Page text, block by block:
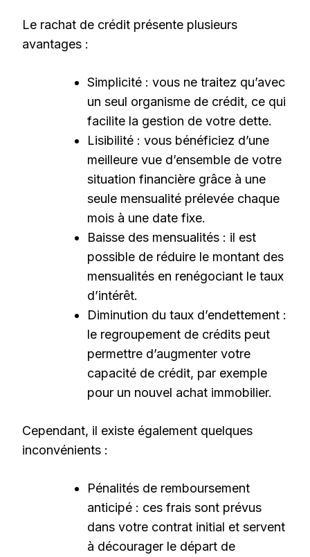
Le rachat de crédit présente plusieurs
avantages :
Simplicité : vous ne traitez qu’avec
un seul organisme de crédit, ce qui
facilite la gestion de votre dette.
Lisibilité : vous bénéficiez d’une
meilleure vue d’ensemble de votre
situation financière grâce à une
seule mensualité prélevée chaque
mois à une date fixe.
Baisse des mensualités : il est
possible de réduire le montant des
mensualités en renégociant le taux
d’intérêt.
Diminution du taux d’endettement :
le regroupement de crédits peut
permettre d’augmenter votre
capacité de crédit, par exemple
pour un nouvel achat immobilier.
Cependant, il existe également quelques
inconvénients :
Pénalités de remboursement
anticipé : ces frais sont prévus
dans votre contrat initial et servent
à décourager le départ de